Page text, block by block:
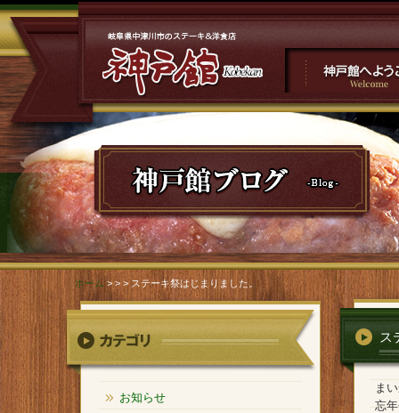
">ステーキ祭はじまりまし
た。
神戸館へようこそ
ホーム >> > ステーキ祭はじまりました。
お知らせ
ス
ま
忘